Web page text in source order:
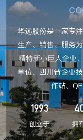
华远股份是一家专
生产、销售、服务
精特新小巨人企业
单位、四川省企业
作站、
1993
创立于 拥